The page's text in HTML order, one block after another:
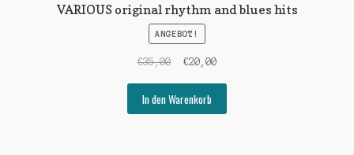
VARIOUS original rhythm and blues hits
ANGEBOT!
€35,00
Ursprünglicher
war:
€35,00
€20,00Aktueller
€20,00.
In den Warenkorb